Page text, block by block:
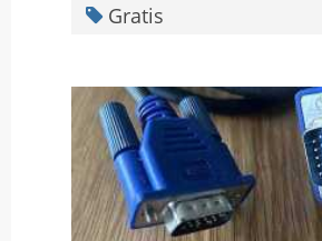
Gratis